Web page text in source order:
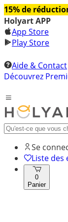
15% de
Holyart APP
App Store
Play Store
Aide & Contact
Découvrez
Se
Liste des
0
Panier